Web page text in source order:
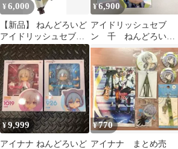
¥6,000
【新品】 ねんどろいど
アイドリッシュセブン
棗巳波 佐賀
¥6,900
アイドリッシュセブ
ン 千 ねんどろい
ど アニメイト特典 特
製丸台座付き
¥9,999
アイナナ ねんどろいど
¥770
アイナナ まとめ売